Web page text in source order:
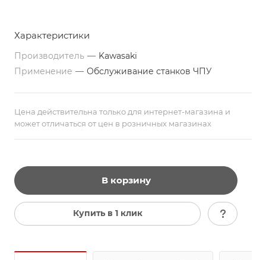
Характеристики
Производитель — Kawasaki
Применение — Обслуживание станков ЧПУ
Цена действительна только для интернет-магазина и
может отличаться от цен в розничных магазинах
В корзину
Купить в 1 клик